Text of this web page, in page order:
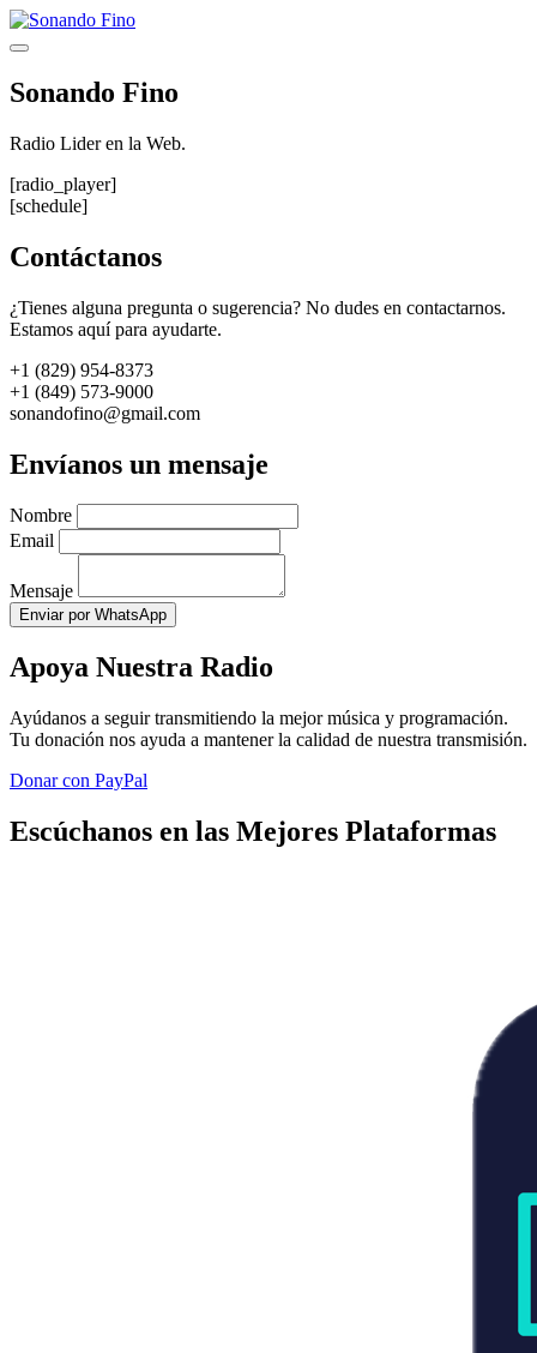
Saltar
al
Menú
Sonando Fino
Radio Lider en la Web.
[radio_player]
[schedule]
Contáctanos
¿Tienes alguna pregunta o sugerencia? No dudes en contactarnos.
Estamos aquí para ayudarte.
+1 (829) 954-8373
+1 (849) 573-9000
sonandofino@gmail.com
Envíanos un mensaje
Nombre
Email
Mensaje
Enviar por WhatsApp
Apoya Nuestra Radio
Ayúdanos a seguir transmitiendo la mejor música y programación.
Tu donación nos ayuda a mantener la calidad de nuestra transmisión.
Donar con PayPal
Escúchanos en las Mejores Plataformas